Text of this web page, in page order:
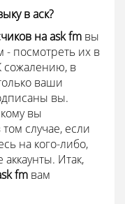
в аск?
наaskfm вы
- посмотреть их в
сожалению, в
ваши
вы.
вы
случае, если
на кого-либо,
Итак,
fm вам